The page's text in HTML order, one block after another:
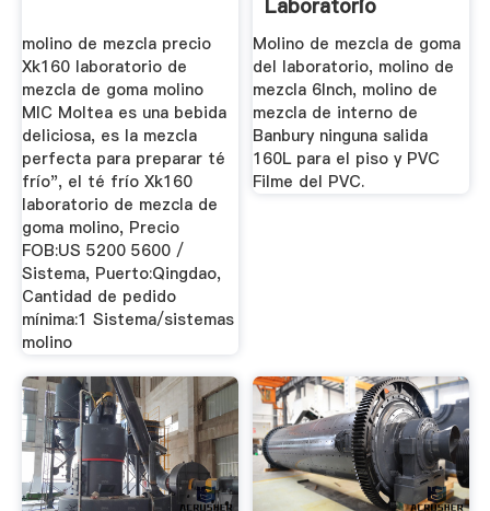
molino de mezcla precio
Xk160 laboratorio de
mezcla de goma molino
MIC Moltea es una bebida
deliciosa, es la mezcla
perfecta para preparar té
frío", el té frío Xk160
laboratorio de mezcla de
goma molino, Precio
FOB:US 5200 5600 /
Sistema, Puerto:Qingdao,
Cantidad de pedido
mínima:1 Sistema/sistemas
molino
Laboratorio
Molino de mezcla de goma
del laboratorio, molino de
mezcla 6Inch, molino de
mezcla de interno de
Banbury ninguna salida
160L para el piso y PVC
Filme del PVC.